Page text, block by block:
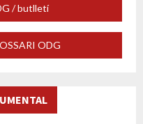
/ butlletí
ODG